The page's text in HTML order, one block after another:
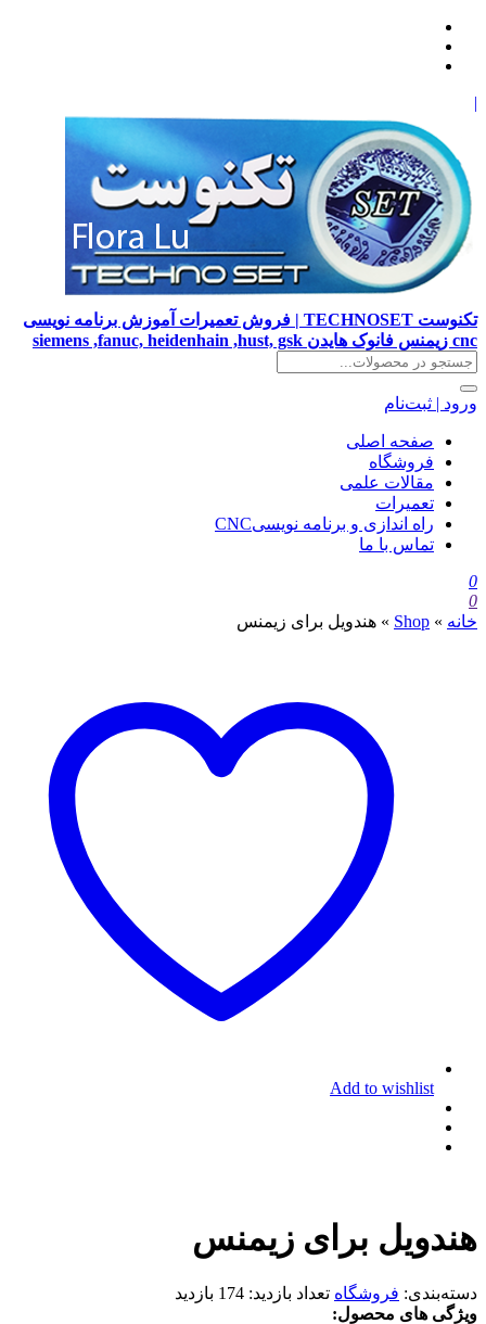
|
تکنوست TECHNOSET | فروش تعمیرات آموزش برنامه نویسی
cnc زیمنس فانوک هایدن siemens ,fanuc, heidenhain ,hust, gsk
ورود | ثبت‌نام
صفحه اصلی
فروشگاه
مقالات علمی
تعمیرات
راه اندازی و برنامه نویسیCNC
تماس با ما
0
0
خانه »
Shop
» هندویل برای زیمنس
Add to wishlist
هندویل برای زیمنس
دسته‌بندی: فروشگاه تعداد بازدید: 174 بازدید
ویژگی های محصول: